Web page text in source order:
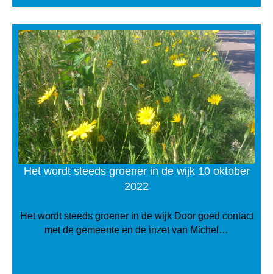
Het wordt steeds groener in de wijk 10 oktober
2022
Het wordt steeds groener in de wijk Door goed contact
met de gemeente en de inzet van Michel…